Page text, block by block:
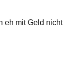
eh mit Geld nicht